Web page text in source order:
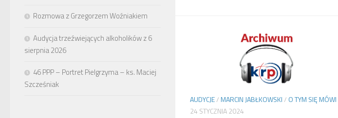
AUDYCJE/MARCIN JABŁKOWSKI/ O TYM SIĘ MÓWI
24 STYCZNIA 2024
Rozmowa z Grzegorzem Woźniakiem
Audycja trzeźwiejących alkoholików z 6
sierpnia 2026
46 PPP – Portret Pielgrzyma – ks. Maciej
Szcześniak